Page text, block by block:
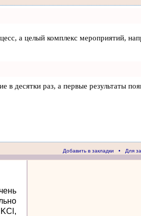
а целый комплекс мероприятий,
в десятки раз, а первые результаты
Добавить в закладки • Для